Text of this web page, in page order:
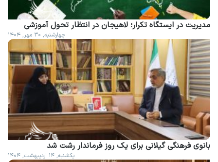
مدیریت در ایستگاه تکرار؛ لاهیجان در انتظار تحول آموزشی
چهارشنبه, ۳۰ مهر, ۱۴۰۴
بانوی فرهنگی گیلانی برای یک روز فرماندار رشت شد
یکشنبه, ۱۴ اردیبهشت, ۱۴۰۴